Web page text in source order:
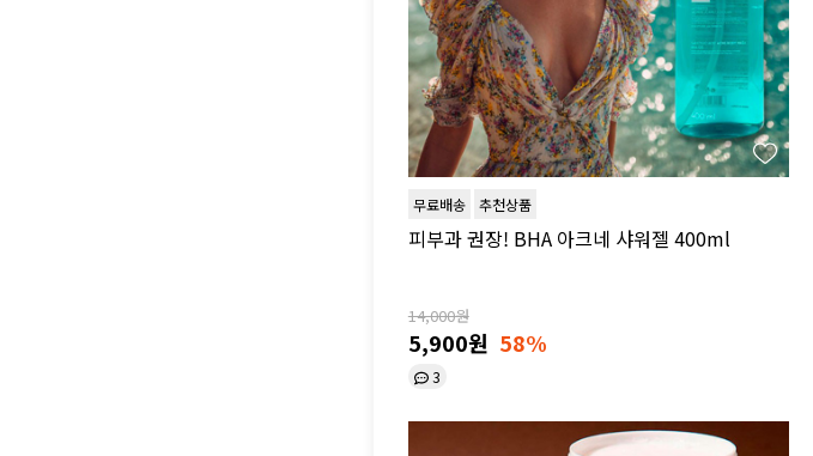
무료배송 추천상품
피부과 권장! BHA 아크네 샤워젤 400ml
14,000원
5,900원 58%
3